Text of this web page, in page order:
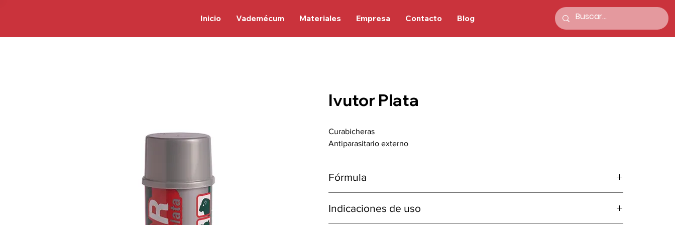
Inicio Vademécum Materiales Empresa Contacto Blog
Ivutor Plata
Curabicheras
Antiparasitario externo
Fórmula
DDVP (vapona)
Indicaciones de uso